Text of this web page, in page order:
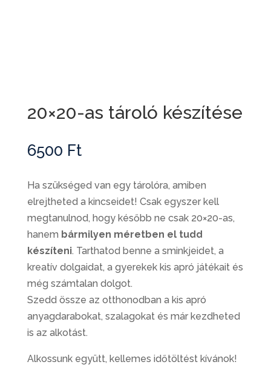
20×20-as tároló készítése
6500 Ft
Ha szükséged van egy tárolóra, amiben
elrejtheted a kincseidet! Csak egyszer kell
megtanulnod, hogy később ne csak 20×20-as,
hanem bármilyen méretben el tudd
készíteni. Tarthatod benne a sminkjeidet, a
kreatív dolgaidat, a gyerekek kis apró játékait és
még számtalan dolgot.
Szedd össze az otthonodban a kis apró
anyagdarabokat, szalagokat és már kezdheted
is az alkotást.
Alkossunk együtt, kellemes időtöltést kívánok!